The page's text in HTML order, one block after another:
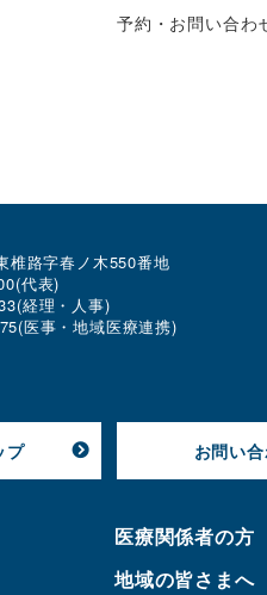
予約・お問い合わ
椎路字春ノ木550番地
(代表)
経理・人事)
医事・地域医療連携)
プ お問い
医療関係者の方
地域の皆さまへ